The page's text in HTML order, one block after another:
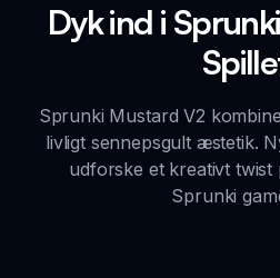
Dyk ind i
Sprunki Mustard V2
livligt sennepsgult æstetik.
udforske et kreativt twist
Sprunki